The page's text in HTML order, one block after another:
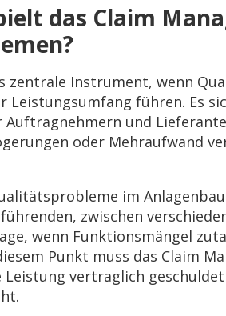
das Claim
zentrale Instrument, wenn
Leistungsumfang führen. Es
und
oder Mehraufwand
im
zwischen
wenn Funktionsmängel
Punkt muss das Claim
vertraglich